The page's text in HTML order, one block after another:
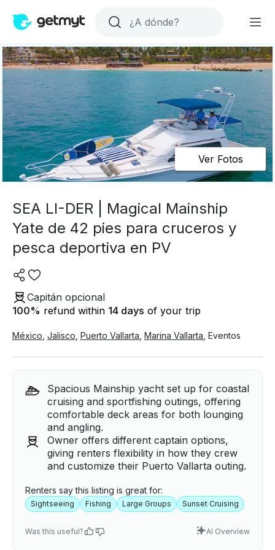
Ver Fotos
SEA LI-DER | Magical Mainship
Yate de 42 pies para cruceros y
pesca deportiva en PV
Capitán opcional
100% refund within 14 days of your trip
México Jalisco Puerto Vallarta Marina Vallarta Eventos
Spacious Mainship yacht set up for coastal
cruising and sportfishing outings, offering
comfortable deck areas for both lounging
and angling.
Owner offers different captain options,
giving renters flexibility in how they crew
and customize their Puerto Vallarta outing.
Renters say this listing is great for:
Sightseeing Fishing Large Groups Sunset Cruising
Was this useful? AI Overview